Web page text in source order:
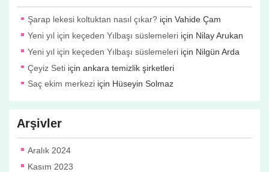
Şarap lekesi koltuktan nasıl çıkar? içinVahide Çam
Yeni yıl için keçeden Yılbaşı süslemeleri için Nilay Arukan
Yeni yıl için keçeden Yılbaşı süslemeleri için Nilgün Arda
Çeyiz Seti içinankara temizlik şirketleri
Saç ekim merkezi için Hüseyin Solmaz
Arşivler
Aralık 2024
Kasım 2023